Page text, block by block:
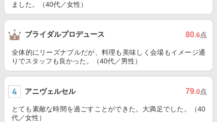
ました。（40代／女性）
ブライダルプロデュース 80.6点
全体的にリーズナブルだが、料理も美味しく会場もイメージ通
りでスタッフも良かった。（40代／男性）
アニヴェルセル 79.0点
とても素敵な時間を過ごすことができた。大満足でした。（40
代／女性）